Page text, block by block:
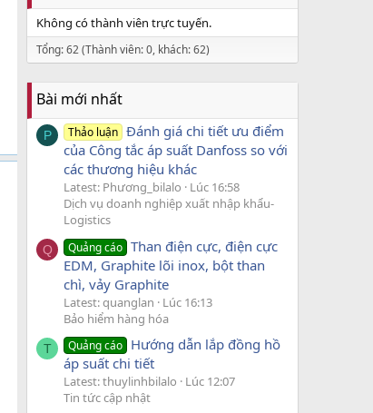
Không có thành viên trực tuyến.
Tổng: 62 (Thành viên: 0, khách: 62)
Bài mới nhất
P Thảo luận Đánh giá chi tiết ưu điểm
của Công tắc áp suất Danfoss so với
các thương hiệu khác
Latest: Phương_bilalo
Lúc 16:58
Dịch vụ doanh nghiệp xuất nhập khẩu-
Logistics
Q Quảng cáo Than điện cực, điện cực
EDM, Graphite lõi inox, bột than
chì, vảy Graphite
Latest: quanglan
Lúc 16:13
Bảo hiểm hàng hóa
T Quảng cáo Hướng dẫn lắp đồng hồ
áp suất chi tiết
Latest: thuylinhbilalo
Lúc 12:07
Tin tức cập nhật